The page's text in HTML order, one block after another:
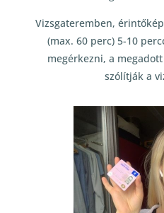
Vizsgateremben,
(max. 60 perc) 5-10
megérkezni, a
szólítják a